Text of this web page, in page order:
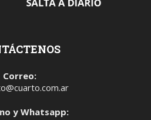
Correo:
y Whatsapp: